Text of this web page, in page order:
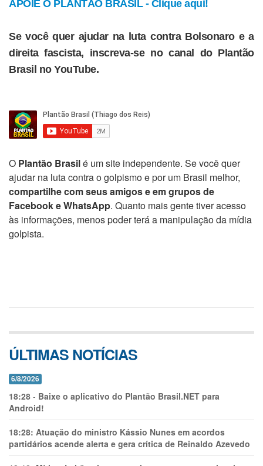
APOIE O PLANTÃO BRASIL - Clique aqui!
Se você quer ajudar na luta contra Bolsonaro e a
direita fascista, inscreva-se no canal do Plantão
Brasil no YouTube.
O Plantão Brasilé um site independente. Se você quer
ajudar na luta contra o golpismo e por um Brasil melhor,
compartilhe com seus amigos e em grupos de
Facebook e WhatsApp. Quanto mais gente tiver acesso
às informações, menos poder terá a manipulação da mídia
golpista.
ÚLTIMAS NOTÍCIAS
6/8/2026
18:28 - Baixe o aplicativo do Plantão Brasil.NET para
Android!
18:28: Atuação do ministro Kássio Nunes em acordos
partidários acende alerta e gera crítica de Reinaldo Azevedo